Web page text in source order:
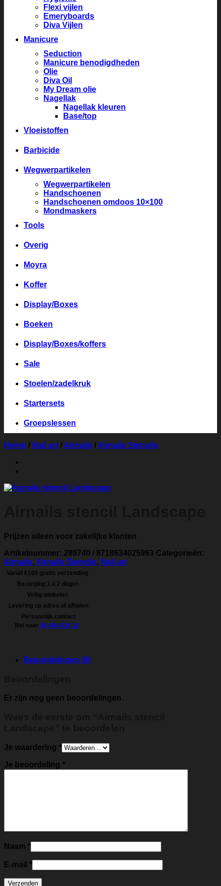
Flexi vijlen
Emeryboards
Diva Vijlen
Manicure
Seduction
Manicure benodigdheden
Olie
Diva Oil
My Dream olie
Nagellak
Nagellak kleuren
Base/top
Vloeistoffen
Barbicide
Wegwerpartikelen
Wegwerpartikelen
Handschoenen
Handschoenen omdoos 10×100
Mondmaskers
Tools
Overig
Moyra
Koffer
Display/Boxes
Boeken
Display/Boxes/koffers
Sale
Stoelen/zadelkruk
Startersets
Groepslessen
Home / Nail art / Airnails / Airnails Stencils
Prijzen alleen voor zakelijke klanten
Artikelnummer: 289740 / 8718634025963 Categorieën:
Airnails, Airnails Stencils, Nail art
Vanaf €100 gratis verzending
Bezorging 1 á 2 dagen
Veilig winkelen
Levering op adres of afhalen
Persoonlijk contact
Bel naar 06 484 024 18
Beoordelingen (0)
Er zijn nog geen beoordelingen.
Je waardering *
Je beoordeling *
Naam *
E-mail *